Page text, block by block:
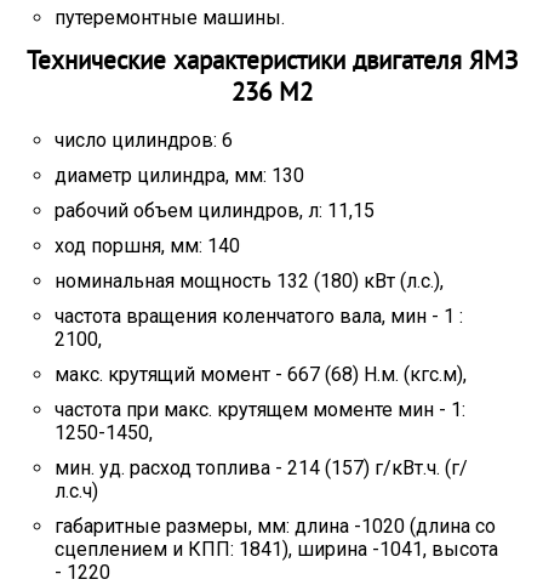
путеремонтные машины.
Технические характеристики двигателя ЯМЗ
236 М2
число цилиндров: 6
диаметр цилиндра, мм: 130
рабочий объем цилиндров, л: 11,15
ход поршня, мм: 140
номинальная мощность 132 (180) кВт (л.с.),
частота вращения коленчатого вала, мин - 1 :
2100,
макс. крутящий момент - 667 (68) Н.м. (кгс.м),
частота при макс. крутящем моменте мин - 1:
1250-1450,
мин. уд. расход топлива - 214 (157) г/кВт.ч. (г/
л.с.ч)
габаритные размеры, мм: длина -1020 (длина со
сцеплением и КПП: 1841), ширина -1041, высота
- 1220